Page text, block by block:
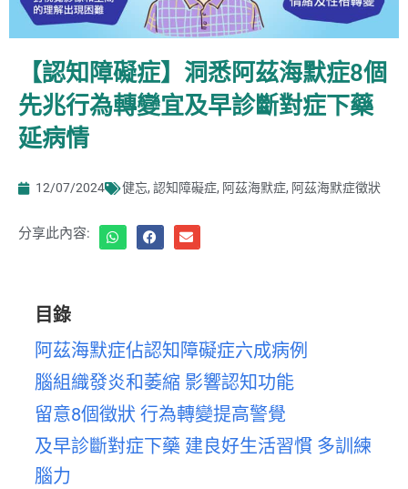
【認知障礙症】洞悉阿茲海默症8個
先兆行為轉變宜及早診斷對症下藥
延病情
12/07/2024 健忘, 認知障礙症, 阿茲海默症, 阿茲海默症徵狀
分享此內容:
目錄
阿茲海默症佔認知障礙症六成病例
腦組織發炎和萎縮 影響認知功能
留意8個徵狀 行為轉變提高警覺
及早診斷對症下藥 建良好生活習慣 多訓練
腦力